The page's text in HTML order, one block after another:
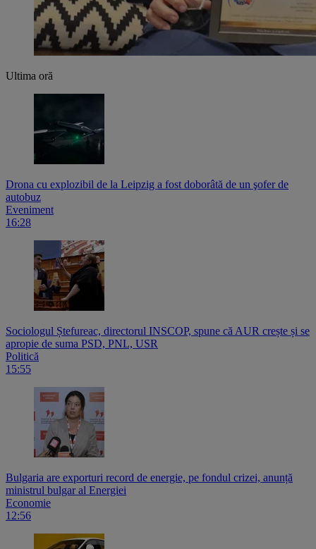
Ultima oră
Drona cu explozibil de la Leipzig a fost doborâtă de un şofer de
autobuz
Eveniment
16:28
Sociologul Ștefureac, directorul INSCOP, spune că AUR crește și se
apropie de suma PSD, PNL, USR
Politică
15:55
Bulgaria are exporturi record de energie, pe fondul crizei, anunță
ministrul bulgar al Energiei
Economie
12:56